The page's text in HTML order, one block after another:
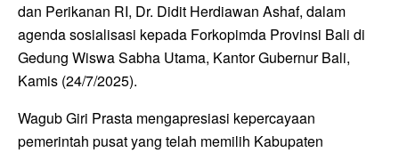
dan Perikanan RI, Dr. Didit Herdiawan Ashaf, dalam
agenda sosialisasi kepada Forkopimda Provinsi Bali di
Gedung Wiswa Sabha Utama, Kantor Gubernur Bali,
Kamis (24/7/2025).
Wagub Giri Prasta mengapresiasi kepercayaan
pemerintah pusat yang telah memilih Kabupaten